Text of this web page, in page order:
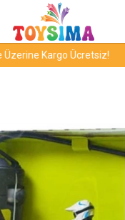
Kargo Ücretsiz!